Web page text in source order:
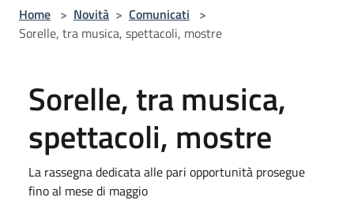
Home > Novità > Comunicati >
Sorelle, tra musica, spettacoli, mostre
Sorelle, tra musica,
spettacoli, mostre
La rassegna dedicata alle pari opportunità prosegue
fino al mese di maggio